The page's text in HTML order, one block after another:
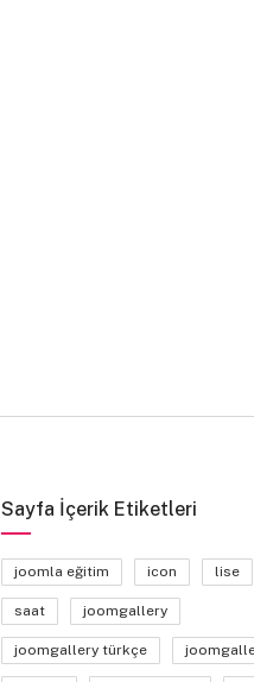
Sayfa İçerik Etiketleri
joomla eğitim icon lise
saat joomgallery
joomgallery türkçe